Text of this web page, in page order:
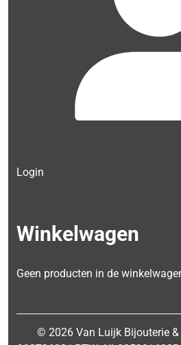
Login
Winkelwagen
Geen producten in de
© 2026 Van Luijk Bijouterie &